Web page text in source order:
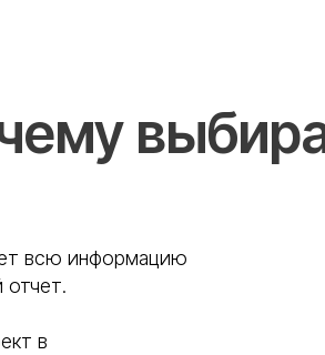
всю информацию
отчет.
в